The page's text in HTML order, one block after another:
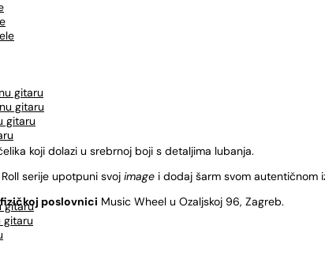
gitaru
gitaru
gitaru
gitaru
gitaru
koji dolazi u srebrnoj boji s detaljima lubanja.
serije upotpuni svoj image i dodaj šarm svom autentičnom
fizičkoj poslovnici Music Wheel u Ozaljskoj 96, Zagreb.